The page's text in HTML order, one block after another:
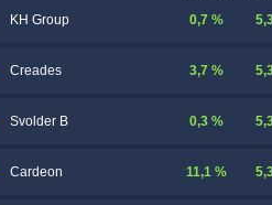
KH Group
0,7 %
Creades 3,7 %
Svolder B 0,3 %
Cardeon 11,1 %